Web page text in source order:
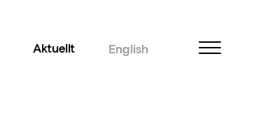
Aktuellt English